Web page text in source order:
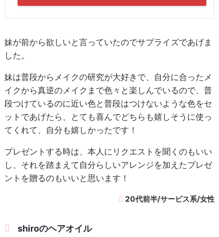
妹が前から欲しいと言っていたのでサプライズであげま
した。
妹は普段からメイクの研究が大好きで、自分に合ったメ
イクから真逆のメイクまで色々と楽しんでいるので、普
段つけているのに近い色と普段はつけないような色をセ
ットであげたら、とても喜んでどちらも嬉しそうに使っ
てくれて、自分も嬉しかったです！
プレゼントする時は、本人にリクエストを聞くのもいい
し、それを踏まえて自分らしいアレンジを加えたプレゼ
ントを贈るのもいいと思います！
20代前半/サービス系/女性
shiroのヘアオイル